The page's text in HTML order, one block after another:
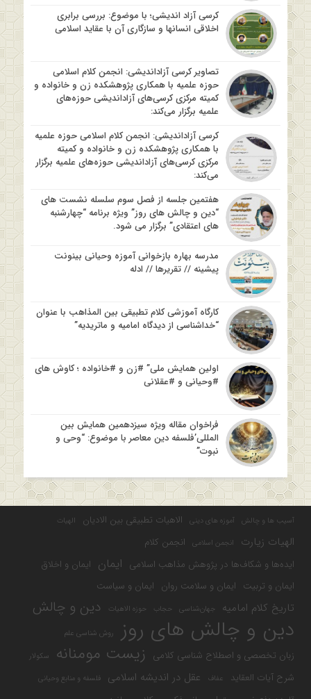
کرسی آزاد اندیشی؛ با موضوع: بررسی برابری
اخلاقی انسانها و سازگاری آن با عقاید اسلامی
تصاویر کرسی آزاداندیشی: انجمن کلام اسلامی
حوزه علمیه با همکاری پژوهشکده زن و خانواده و
کمیته مرکزی کرسی‌های آزاداندیشی حوزه‌های
علمیه برگزار می‌کند:
کرسی آزاداندیشی: انجمن کلام اسلامی حوزه علمیه
با همکاری پژوهشکده زن و خانواده و کمیته
مرکزی کرسی‌های آزاداندیشی حوزه‌های علمیه برگزار
می‌کند:
هفتمین جلسه از فصل سوم سلسله نشست های
“دین و چالش های روز” ویژه برنامه “چهارشنبه
های اعتقادی” برگزار می شود.
مدرسه بهاره بازخوانی آموزه وحیانی بینونت
پیشینه // تقریرها // ادله
کارگاه آموزشی کلام تطبیقی بین المذاهب با عنوان
“خداشناسی از دیدگاه امامیه و ماتریدیه”
اولین همایش ملی” #زن و #خانواده ؛ کاوش های
#وحیانی و #عقلانی
فراخوان مقاله ویژه سیزدهمین همایش بین
المللی’فلسفه دین معاصر با موضوع: “وحی و
نبوت”
آسیب ها و چالش آموزه های دینی الاهیات تطبیقی بین الادیان الهیات
الهیات زیارت انجمن اسلامی
انجمن کلام
ایده‌ها و شکاف‌ها در پژوهش مذاهب اسلامی ایمان ایمان و اخلاق
ایمان و تربیت ایمان و سلامت روان ایمان و سیاست
تاریخ کلام امامیه جهان‌شناسی حجاب حوزه الاهیات دین و چالش
دین و چالش های روز روش شناسی علم
زبان تخصصی و اصطلاح شناسی کلامی زیست مومنانه سکولار
شرح آیات العقاید عفاف عقل در اندیشه اسلامی فلسفه و منابع وحیانی